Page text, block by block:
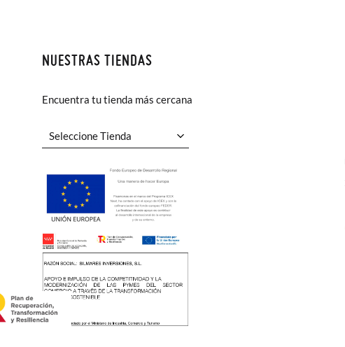
NUESTRAS TIENDAS
Encuentra tu tienda más cercana